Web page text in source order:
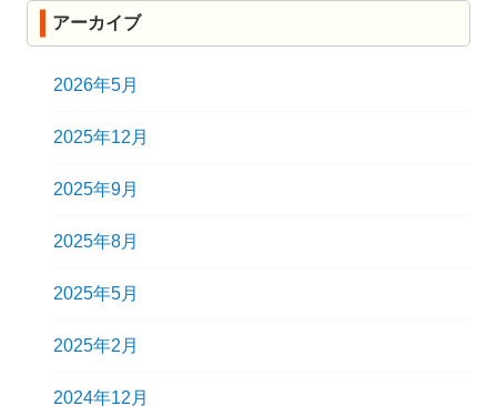
アーカイブ
2026年5月
2025年12月
2025年9月
2025年8月
2025年5月
2025年2月
2024年12月